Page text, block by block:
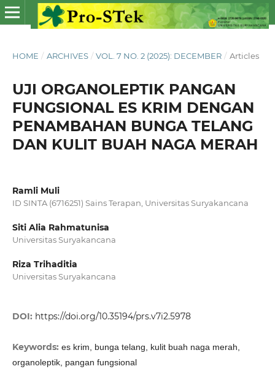
HOME / ARCHIVES / VOL. 7 NO. 2 (2025): DECEMBER / Articles
UJI ORGANOLEPTIK PANGAN
FUNGSIONAL ES KRIM DENGAN
PENAMBAHAN BUNGA TELANG
DAN KULIT BUAH NAGA MERAH
Ramli Muli
ID SINTA (6716251) Sains Terapan, Universitas Suryakancana
Siti Alia Rahmatunisa
Universitas Suryakancana
Riza Trihaditia
Universitas Suryakancana
DOI: https://doi.org/10.35194/prs.v7i2.5978
Keywords: es krim, bunga telang, kulit buah naga merah,
organoleptik, pangan fungsional